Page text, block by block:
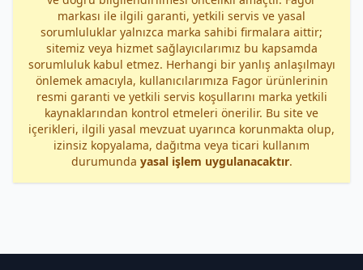
markası ile ilgili garanti, yetkili servis ve yasal
sorumluluklar yalnızca marka sahibi firmalara aittir;
sitemiz veya hizmet sağlayıcılarımız bu kapsamda
sorumluluk kabul etmez. Herhangi bir yanlış anlaşılmayı
önlemek amacıyla, kullanıcılarımıza Fagor ürünlerinin
resmi garanti ve yetkili servis koşullarını marka yetkili
kaynaklarından kontrol etmeleri önerilir. Bu site ve
içerikleri, ilgili yasal mevzuat uyarınca korunmakta olup,
izinsiz kopyalama, dağıtma veya ticari kullanım
durumunda yasal işlem uygulanacaktır.